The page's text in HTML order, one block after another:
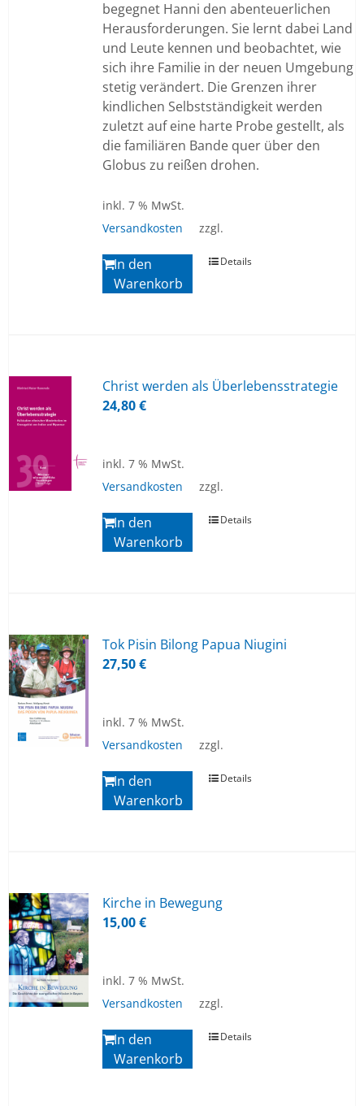
begegnet Hanni den abenteuerlichen
Herausforderungen. Sie lernt dabei Land
und Leute kennen und beobachtet, wie
sich ihre Familie in der neuen Umgebung
stetig verändert. Die Grenzen ihrer
kindlichen Selbstständigkeit werden
zuletzt auf eine harte Probe gestellt, als
die familiären Bande quer über den
Globus zu reißen drohen.
inkl. 7 % MwSt.
zzgl.
Versandkosten
In den
Warenkorb
Details
Christ wer­den als Über­le­bens­stra­te­gie
24,80€
inkl. 7 % MwSt.
zzgl.
Versandkosten
In den
Warenkorb
Details
Tok Pi­sin Bi­long Pa­pua Niugi­ni
27,50€
inkl. 7 % MwSt.
zzgl.
Versandkosten
In den
Warenkorb
Details
Kir­che in Be­we­gung
15,00€
inkl. 7 % MwSt.
zzgl.
Versandkosten
In den
Warenkorb
Details